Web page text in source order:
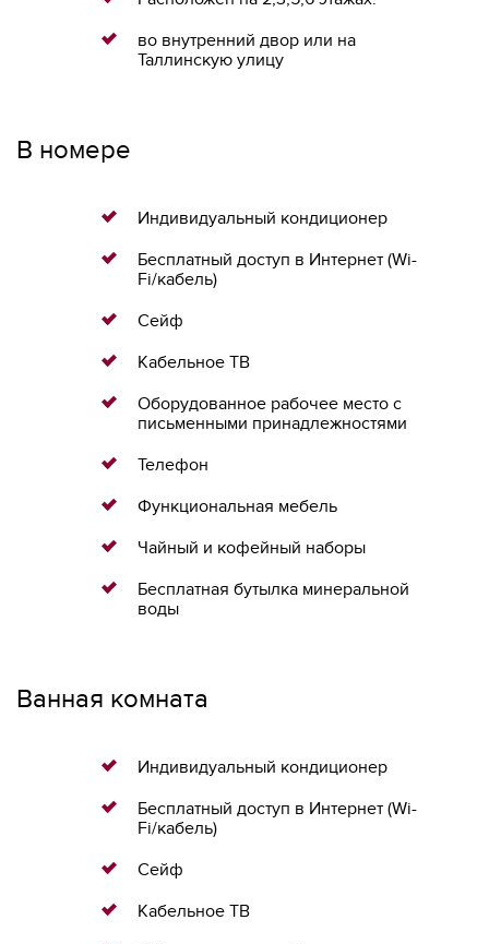
во внутренний двор или на
Таллинскую улицу
В номере
Индивидуальный кондиционер
Бесплатный доступ в Интернет (Wi-
Fi/кабель)
Сейф
Кабельное ТВ
Оборудованное рабочее место с
письменными принадлежностями
Телефон
Функциональная мебель
Чайный и кофейный наборы
Бесплатная бутылка минеральной
воды
Ванная комната
Индивидуальный кондиционер
Бесплатный доступ в Интернет (Wi-
Fi/кабель)
Сейф
Кабельное ТВ